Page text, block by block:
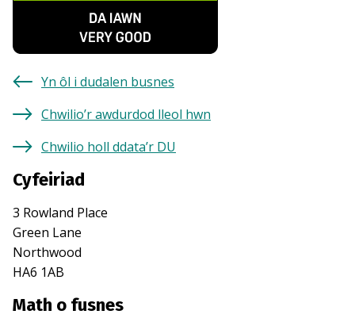
Yn ôl i dudalen busnes
Chwilio’r awdurdod lleol hwn
Chwilio holl ddata’r DU
Cyfeiriad
3 Rowland Place
Green Lane
Northwood
HA6 1AB
Math o fusnes